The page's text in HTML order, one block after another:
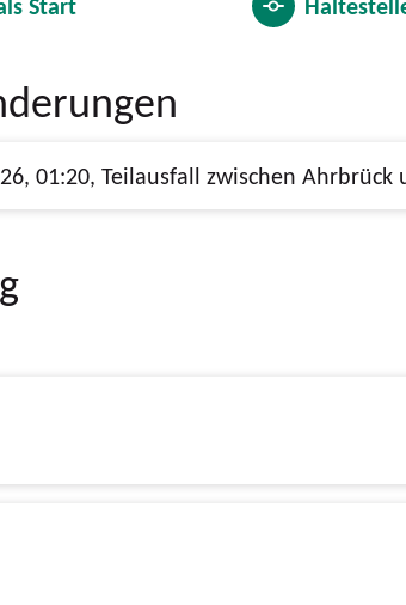
13.07.2026, 19:45 - 04.09.2026, 01:20, Teilausfall